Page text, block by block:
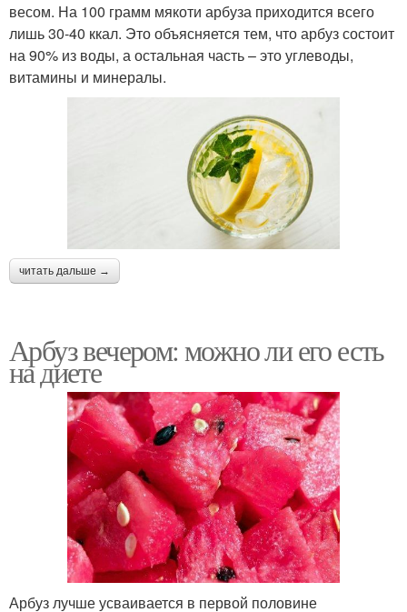
весом. На 100 грамм мякоти арбуза приходится всего
лишь 30-40 ккал. Это объясняется тем, что арбуз состоит
на 90% из воды, а остальная часть – это углеводы,
витамины и минералы.
читать дальше →
Арбуз вечером: можно ли его есть
на диете
Арбуз лучше усваивается в первой половине